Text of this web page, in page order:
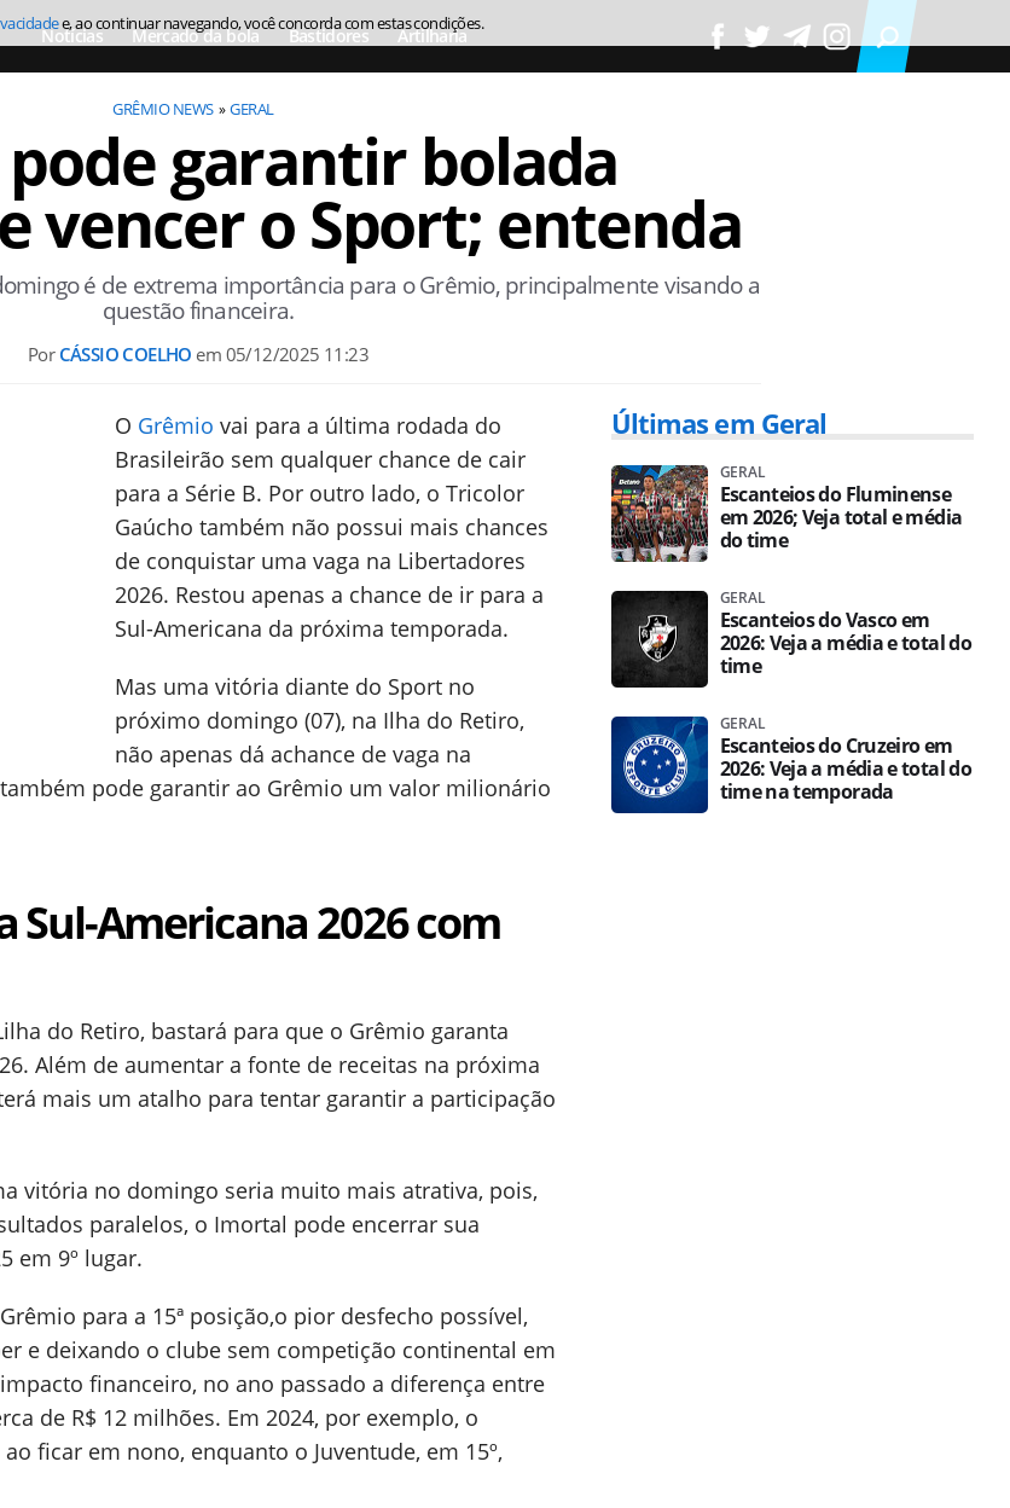
Notícias Mercado da bola Bastidores Artilharia
GRÊMIO NEWS GERAL
garantir bolada
vencer o Sport; entenda
é de extrema importância para o Grêmio, principalmente visando a
questão financeira.
Por CÁSSIO COELHO em 05/12/2025 11:23
O Grêmio vai para a última rodada do
Brasileirão sem qualquer chance de cair
para a Série B. Por outro lado, o Tricolor
Gaúcho também não possui mais chances
de conquistar uma vaga na Libertadores
2026. Restou apenas a chance de ir para a
Sul-Americana da próxima temporada.
Mas uma vitória diante do Sport no
próximo domingo (07), na Ilha do Retiro,
não apenas dá achance de vaga na
pode garantir ao Grêmio um valor milionário
Sul-Americana 2026 com
do Retiro, bastará para que o Grêmio garanta
Além de aumentar a fonte de receitas na próxima
mais um atalho para tentar garantir a participação
vitória no domingo seria muito mais atrativa, pois,
paralelos, o Imortal pode encerrar sua
em 9º lugar.
para a 15ª posição,o pior desfecho possível,
e deixando o clube sem competição continental em
financeiro, no ano passado a diferença entre
de R$ 12 milhões. Em 2024, por exemplo, o
ficar em nono, enquanto o Juventude, em 15º,
Últimas em Geral
GERAL
Escanteios do Fluminense
em 2026; Veja total e média
do time
GERAL
Escanteios do Vasco em
2026: Veja a média e total do
time
GERAL
Escanteios do Cruzeiro em
2026: Veja a média e total do
time na temporada
e, ao continuar navegando, você concorda com estas condições.